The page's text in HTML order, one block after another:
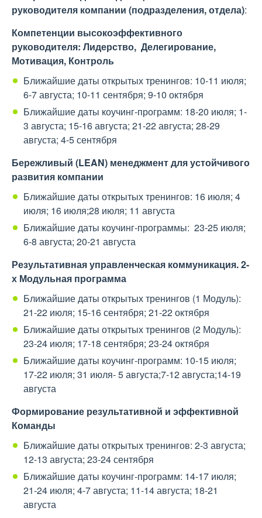
руководителя компании (подразделения, отдела):
Компетенции высокоэффективного
руководителя: Лидерство, Делегирование,
Мотивация, Контроль
Ближайшие даты открытых тренингов: 10-11 июля;
6-7 августа; 10-11 сентября; 9-10 октября
Ближайшие даты коучинг-программ: 18-20 июля; 1-
3 августа; 15-16 августа; 21-22 августа; 28-29
августа; 4-5 сентября
Бережливый (LEAN) менеджмент для устойчивого
развития компании
Ближайшие даты открытых тренингов: 16 июля; 4
июля; 16 июля;28 июля; 11 августа
Ближайшие даты коучинг-программы: 23-25 июля;
6-8 августа; 20-21 августа
Результативная управленческая коммуникация. 2-
х Модульная программа
Ближайшие даты открытых тренингов (1 Модуль):
21-22 июля; 15-16 сентября; 21-22 октября
Ближайшие даты открытых тренингов (2 Модуль):
23-24 июля; 17-18 сентября; 23-24 октября
Ближайшие даты коучинг-программ: 10-15 июля;
17-22 июля; 31 июля- 5 августа;7-12 августа;14-19
августа
Формирование результативной и эффективной
Команды
Ближайшие даты открытых тренингов: 2-3 августа;
12-13 августа; 23-24 сентября
Ближайшие даты коучинг-программ: 14-17 июля;
21-24 июля; 4-7 августа; 11-14 августа; 18-21
августа